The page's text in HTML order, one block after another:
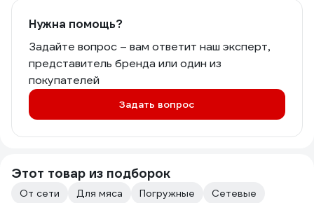
Нужна помощь?
Задайте вопрос – вам ответит наш эксперт,
представитель бренда или один из
покупателей
Задать вопрос
Этот товар из подборок
От сети Для мяса Погружные
Сетевые